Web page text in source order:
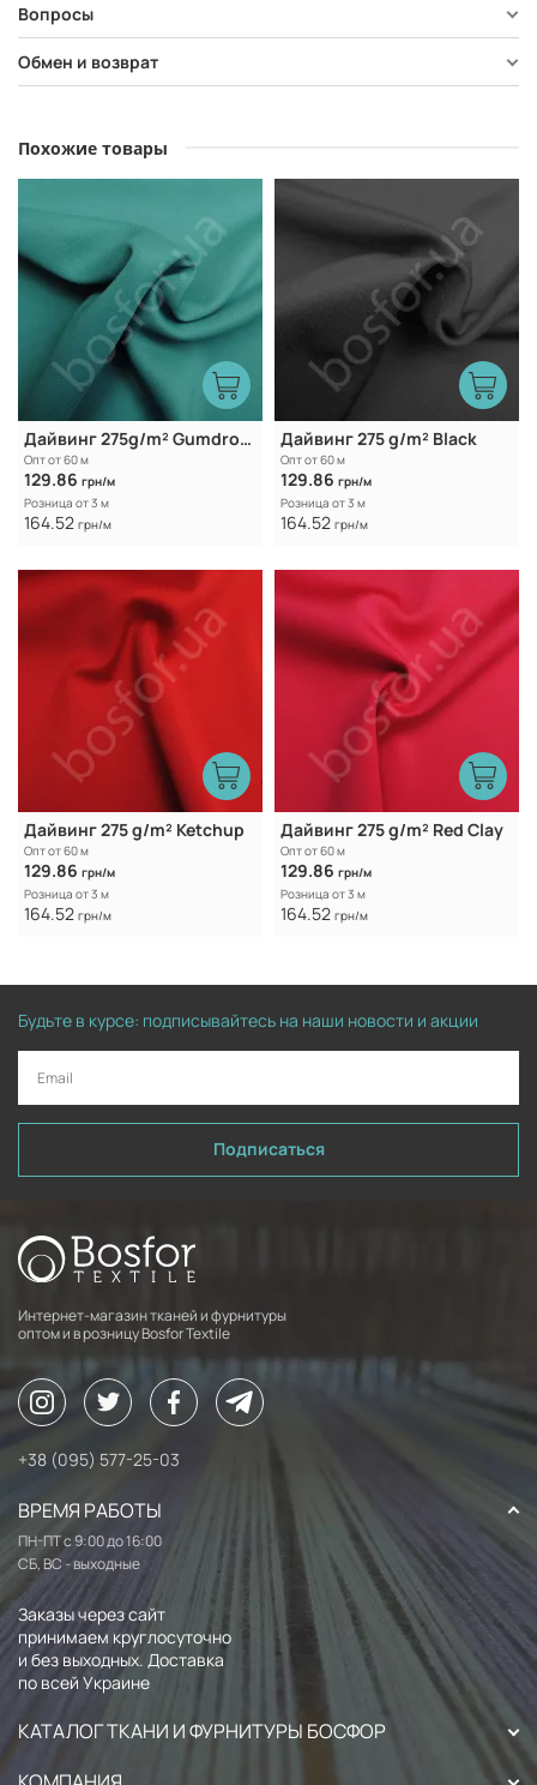
Вопросы
Обмен и возврат
Похожие товары
Дайвинг 275g/m² Gumdrop Green
Опт от 60 м
129.86 грн/м
Розница от 3 м
164.52 грн/м
Дайвинг 275 g/m² Black
Опт от 60 м
129.86 грн/м
Розница от 3 м
164.52 грн/м
Дайвинг 275 g/m² Ketchup
Опт от 60 м
129.86 грн/м
Розница от 3 м
164.52 грн/м
Дайвинг 275 g/m² Red Clay
Опт от 60 м
129.86 грн/м
Розница от 3 м
164.52 грн/м
Будьте в курсе: подписывайтесь на наши новости и акции
Подписаться
Интернет-магазин тканей и фурнитуры
оптом и в розницу Bosfor Textile
+38 (095) 577-25-03
ВРЕМЯ РАБОТЫ
ПН-ПТ с 9:00 до 16:00
СБ, ВС - выходные
Заказы через сайт
принимаем круглосуточно
и без выходных. Доставка
по всей Украине
КАТАЛОГ ТКАНИ И ФУРНИТУРЫ БОСФОР